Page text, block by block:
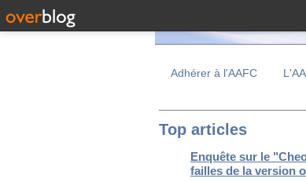
Adhérer à l'AAFC
Top articles
Enquête sur le
failles de la version